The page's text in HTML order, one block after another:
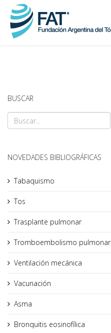
BUSCAR
NOVEDADES BIBLIOGRÁFICAS
Tabaquismo
Tos
Trasplante pulmonar
Tromboembolismo pulmonar
Ventilación mecánica
Vacunación
Asma
Bronquitis eosinofílica